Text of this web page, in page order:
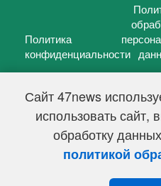
Сайт 47news
использовать сайт,
обработку
политикой
Политика
конфиденциальности
47 новостей (47 news)2005 —
Свидетельство о регистрации
Федеральной службой по
информационных технологий и